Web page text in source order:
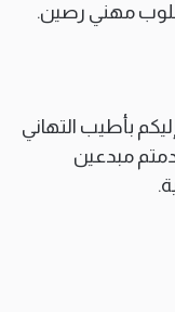
مهني رصين.
بأطيب التهاني
دمتم مبدعين